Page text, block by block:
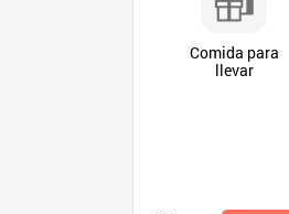
Comida para
llevar